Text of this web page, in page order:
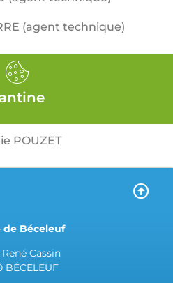
(agent technique)
POUZET
de Béceleuf
Cassin
BÉCELEUF